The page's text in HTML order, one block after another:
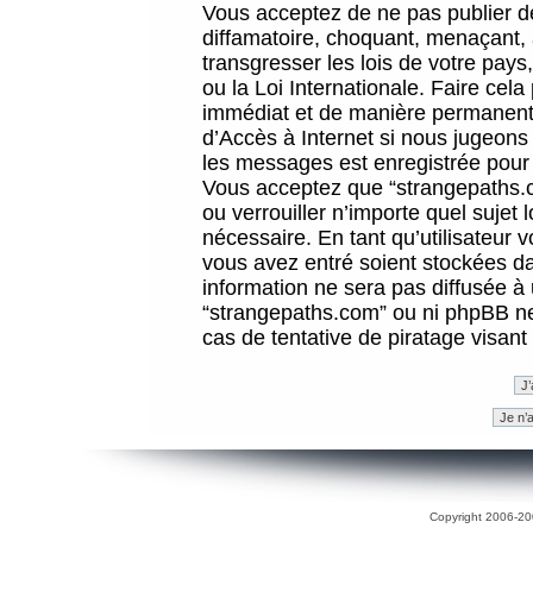
Vous acceptez de ne pas publier
diffamatoire, choquant,
transgresser les lois de votre
ou la Loi Internationale. Faire
immédiat et de manière
d’Accès à Internet si nous
les messages est enregistrée
Vous acceptez que
ou verrouiller n’importe quel sujet
nécessaire. En tant qu’utilisateur
vous avez entré soient stockées
information ne sera pas diffusée
“strangepaths.com” ou ni phpBB
cas de tentative de piratage
Copyright 2006-